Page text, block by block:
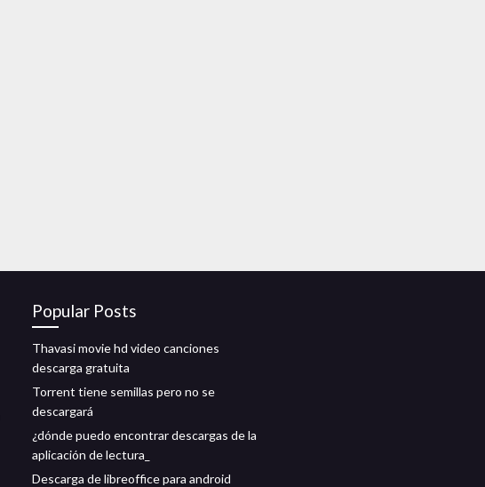
Popular Posts
Thavasi movie hd video canciones
descarga gratuita
Torrent tiene semillas pero no se
descargará
¿dónde puedo encontrar descargas de la
aplicación de lectura_
Descarga de libreoffice para android